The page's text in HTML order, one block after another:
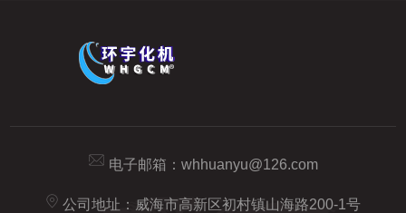
电子邮箱： whhuanyu@126.com
公司地址：威海市高新区初村镇山海路200-1号